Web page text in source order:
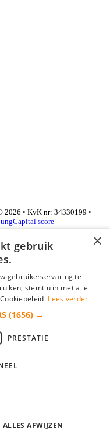
• KvK nr: 34330199 •
score
×
gebruik
gebruikerservaring te
stemt u in met alle
Lees verder
(1656) →
PRESTATIE
ALLES AFWIJZEN